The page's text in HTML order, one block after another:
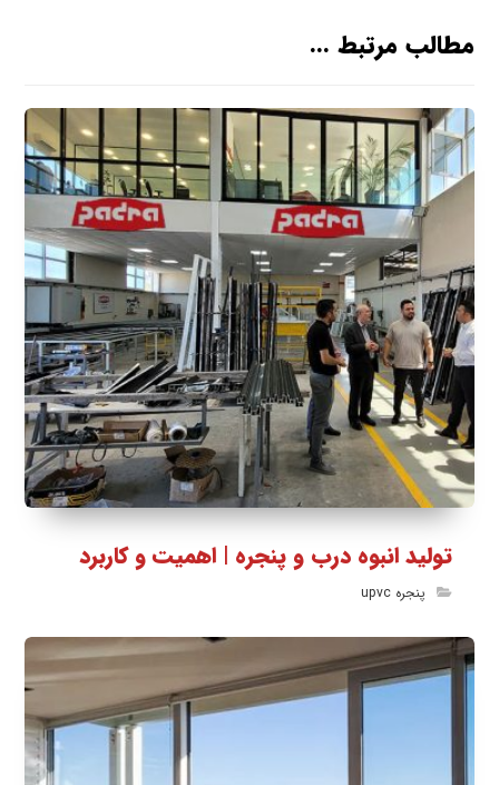
مطالب مرتبط ...
تولید انبوه درب و پنجره | اهمیت و کاربرد
پنجره upvc